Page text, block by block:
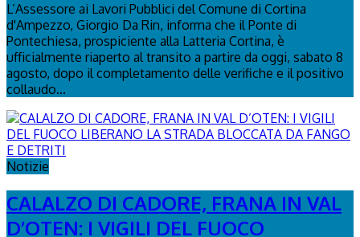
L’Assessore ai Lavori Pubblici del Comune di Cortina
d'Ampezzo, Giorgio Da Rin, informa che il Ponte di
Pontechiesa, prospiciente alla Latteria Cortina, è
ufficialmente riaperto al transito a partire da oggi, sabato 8
agosto, dopo il completamento delle verifiche e il positivo
collaudo...
Notizie
CALALZO DI CADORE, FRANA IN VAL
D’OTEN: I VIGILI DEL FUOCO